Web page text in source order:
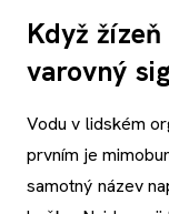
Když
varovný
Vodu v lidském
prvním je
samotný název